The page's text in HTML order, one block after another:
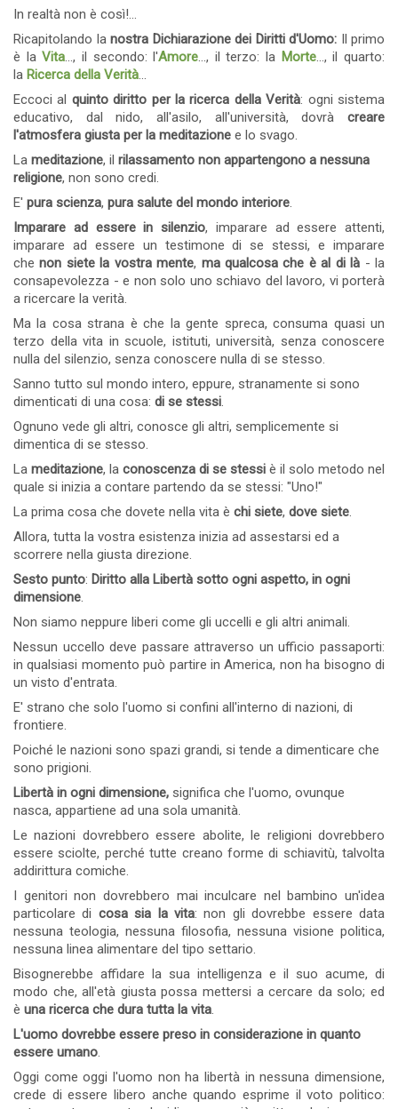
In realtà non è così!...
Ricapitolando la nostra Dichiarazione dei Diritti d'Uomo: Il primo
è laVita ..., il secondo: l'Amore ..., il terzo: la Morte..., il quarto:
la Ricerca della Verità
Eccoci al quinto diritto per la ricerca della Verità: ogni sistema
educativo, dal nido, all'asilo, all'università, dovrà creare
l'atmosfera giusta per la meditazione e lo svago.
La meditazione, il rilassamento non appartengono a nessuna
religione, non sono credi.
E' pura scienza, pura salute del mondo interiore
Imparare ad essere in silenzio, imparare ad essere attenti,
imparare ad essere un testimone di se stessi, e imparare
che non siete la vostra mente, ma qualcosa che è al di là - la
consapevolezza - e non solo uno schiavo del lavoro, vi porterà
a ricercare la verità.
Ma la cosa strana è che la gente spreca, consuma quasi un
terzo della vita in scuole, istituti, università, senza conoscere
nulla del silenzio, senza conoscere nulla di se stesso.
Sanno tutto sul mondo intero, eppure, stranamente si sono
dimenticati di una cosa: di se stessi
Ognuno vede gli altri, conosce gli altri, semplicemente si
dimentica di se stesso.
La meditazione, la conoscenza di se stessi è il solo metodo nel
quale si inizia a contare partendo da se stessi: "Uno!"
La prima cosa che dovete nella vita è chi siete, dove siete
Allora, tutta la vostra esistenza inizia ad assestarsi ed a
scorrere nella giusta direzione.
Sesto punto: Diritto alla Libertà sotto ogni aspetto, in ogni
dimensione
Non siamo neppure liberi come gli uccelli e gli altri animali.
Nessun uccello deve passare attraverso un ufficio passaporti:
in qualsiasi momento può partire in America, non ha bisogno di
un visto d'entrata.
E' strano che solo l'uomo si confini all'interno di nazioni, di
frontiere.
Poiché le nazioni sono spazi grandi, si tende a dimenticare che
sono prigioni.
Libertà in ogni dimensione, significa che l'uomo, ovunque
nasca, appartiene ad una sola umanità.
Le nazioni dovrebbero essere abolite, le religioni dovrebbero
essere sciolte, perché tutte creano forme di schiavitù, talvolta
addirittura comiche.
I genitori non dovrebbero mai inculcare nel bambino un'idea
particolare di cosa sia la vita: non gli dovrebbe essere data
nessuna teologia, nessuna filosofia, nessuna visione politica,
nessuna linea alimentare del tipo settario.
Bisognerebbe affidare la sua intelligenza e il suo acume, di
modo che, all'età giusta possa mettersi a cercare da solo; ed
è una ricerca che dura tutta la vita
L'uomo dovrebbe essere preso in considerazione in quanto
essere umano
Oggi come oggi l'uomo non ha libertà in nessuna dimensione,
crede di essere libero anche quando esprime il voto politico: